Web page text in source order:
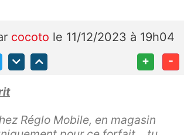
cocoto le 11/12/2023 à 19h04
+ -
Réglo Mobile, en magasin